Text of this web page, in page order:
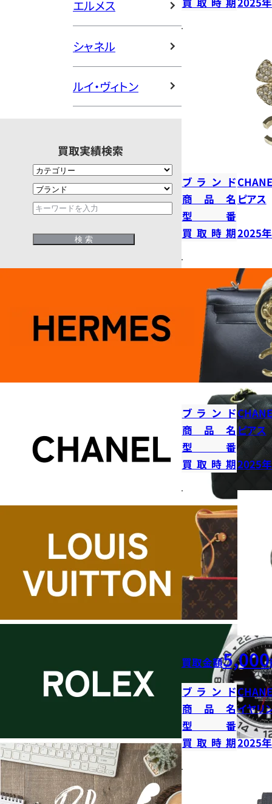
エルメス
シャネル
ルイ・ヴィトン
買取実績検索
ブランド
商品名 ピアス
型番
買取時期2025
ブランド
商品名ピアス
型番
買取時期2025
買取金額5,000
ブランド
商品名イヤリ
型番
買取時期2025